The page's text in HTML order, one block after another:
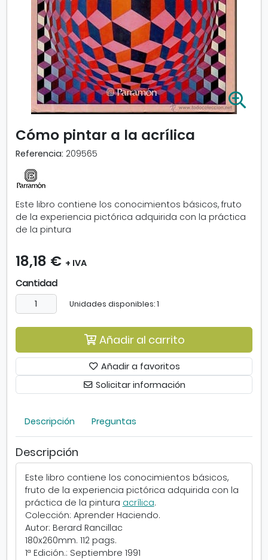
n
t
a
a
r
Cómo pintar a la acrílica
Referencia: 209565
Este libro contiene los conocimientos básicos, fruto
de la experiencia pictórica adquirida con la práctica
de la pintura
18,18 € + IVA
Cantidad
Unidades disponibles: 1
Añadir al carrito
Añadir a favoritos
Solicitar información
Descripción Preguntas
Descripción
Este libro contiene los conocimientos básicos,
fruto de la experiencia pictórica adquirida con la
práctica de la pintura acrílica.
Colección: Aprender Haciendo.
Autor: Berard Rancillac
180x260mm. 112 pags.
1ª Edición.: Septiembre 1991